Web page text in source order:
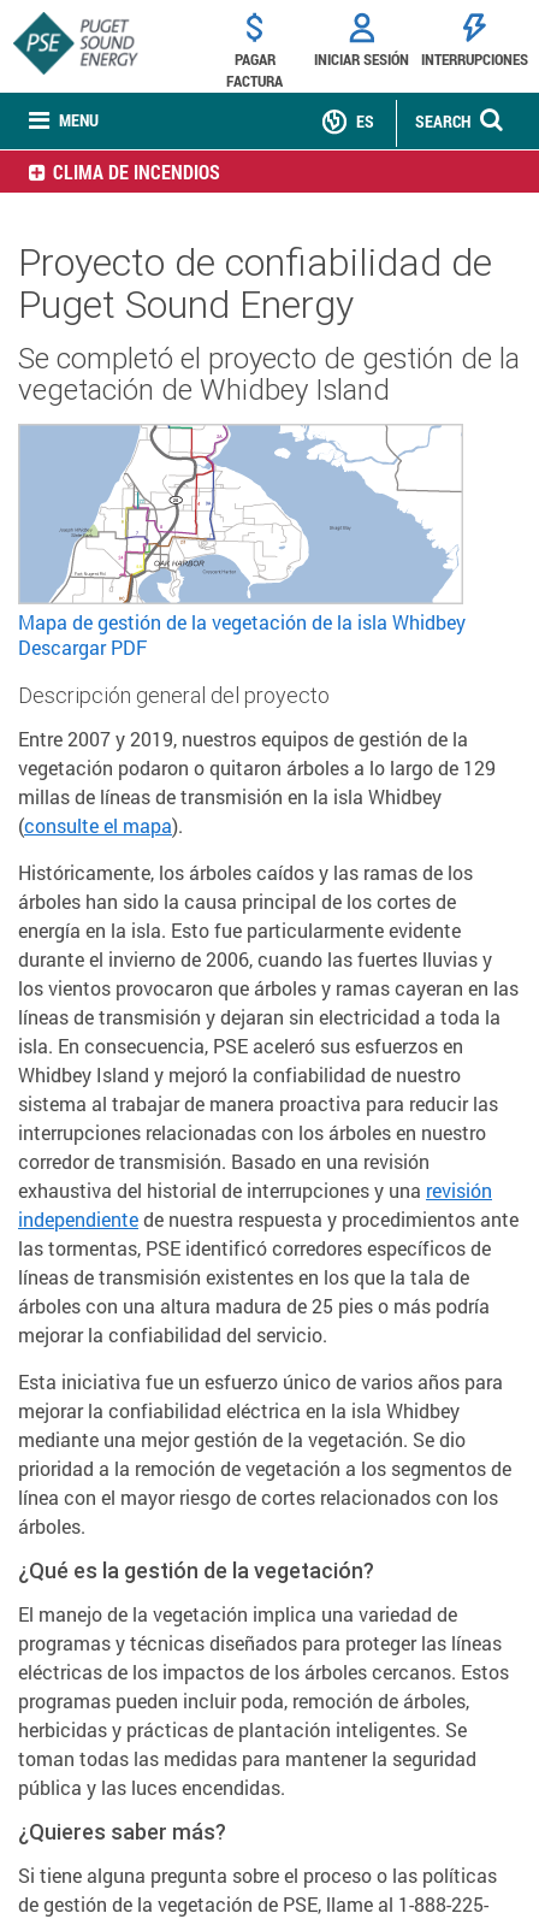
MENU
PAGAR
FACTURA
INICIAR SESIÓN INTERRUPCIONES
SEARCH
ES
CLIMA DE INCENDIOS
Proyecto de confiabilidad de
Puget Sound Energy
Se completó el proyecto de gestión de la
vegetación de Whidbey Island
Mapa de gestión de la vegetación de la isla Whidbey
Descargar PDF
Descripción general del proyecto
Entre 2007 y 2019, nuestros equipos de gestión de la
vegetación podaron o quitaron árboles a lo largo de 129
millas de líneas de transmisión en la isla Whidbey
(consulte el mapa).
Históricamente, los árboles caídos y las ramas de los
árboles han sido la causa principal de los cortes de
energía en la isla. Esto fue particularmente evidente
durante el invierno de 2006, cuando las fuertes lluvias y
los vientos provocaron que árboles y ramas cayeran en las
líneas de transmisión y dejaran sin electricidad a toda la
isla. En consecuencia, PSE aceleró sus esfuerzos en
Whidbey Island y mejoró la confiabilidad de nuestro
sistema al trabajar de manera proactiva para reducir las
interrupciones relacionadas con los árboles en nuestro
corredor de transmisión. Basado en una revisión
exhaustiva del historial de interrupciones y una revisión
independientede nuestra respuesta y procedimientos ante
las tormentas, PSE identificó corredores específicos de
líneas de transmisión existentes en los que la tala de
árboles con una altura madura de 25 pies o más podría
mejorar la confiabilidad del servicio.
Esta iniciativa fue un esfuerzo único de varios años para
mejorar la confiabilidad eléctrica en la isla Whidbey
mediante una mejor gestión de la vegetación. Se dio
prioridad a la remoción de vegetación a los segmentos de
línea con el mayor riesgo de cortes relacionados con los
árboles.
¿Qué es la gestión de la vegetación?
El manejo de la vegetación implica una variedad de
programas y técnicas diseñados para proteger las líneas
eléctricas de los impactos de los árboles cercanos. Estos
programas pueden incluir poda, remoción de árboles,
herbicidas y prácticas de plantación inteligentes. Se
toman todas las medidas para mantener la seguridad
pública y las luces encendidas.
¿Quieres saber más?
Si tiene alguna pregunta sobre el proceso o las políticas
de gestión de la vegetación de PSE, llame al 1-888-225-